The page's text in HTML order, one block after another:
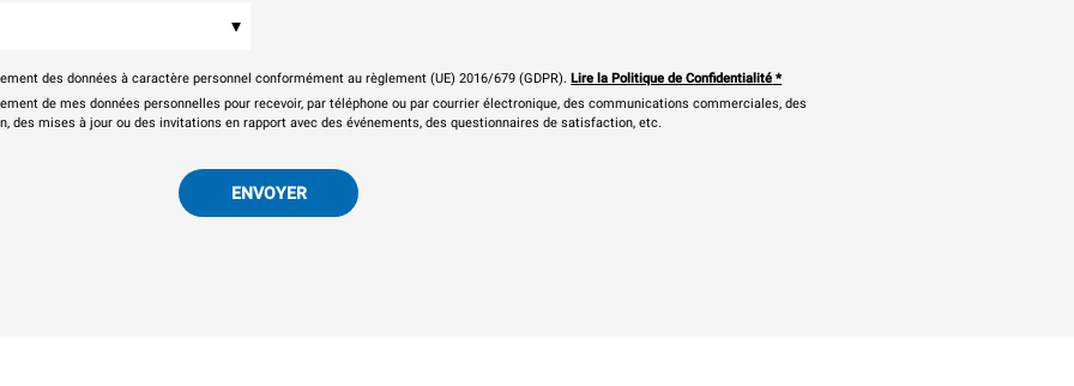
▾
des données à caractère personnel conformément au règlement (UE) 2016/679 (GDPR). Lire la Politique de Confidentialité *
de mes données personnelles pour recevoir, par téléphone ou par courrier électronique, des communications commerciales, des
des mises à jour ou des invitations en rapport avec des événements, des questionnaires de satisfaction, etc.
ENVOYER